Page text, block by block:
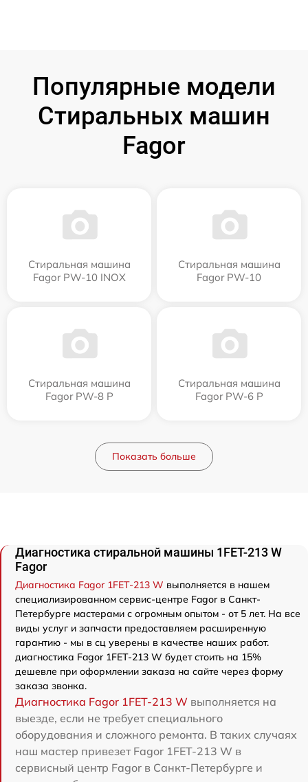
Популярные модели
Стиральных машин
Fagor
Стиральная машина
Fagor PW-10 INOX
Стиральная машина
Fagor PW-10
Стиральная машина
Fagor PW-8 P
Стиральная машина
Fagor PW-6 P
Показать больше
Диагностика стиральной машины 1FET-213 W
Fagor
Диагностика Fagor 1FET-213 W выполняется в нашем
специализированном сервис-центре Fagor в Санкт-
Петербурге мастерами с огромным опытом - от 5 лет. На все
виды услуг и запчасти предоставляем расширенную
гарантию - мы в сц уверены в качестве наших работ.
диагностика Fagor 1FET-213 W будет стоить на 15%
дешевле при оформлении заказа на сайте через форму
заказа звонка.
Диагностика Fagor 1FET-213 W выполняется на
выезде, если не требует специального
оборудования и сложного ремонта. В таких случаях
наш мастер привезет Fagor 1FET-213 W в
сервисный центр Fagor в Санкт-Петербурге и